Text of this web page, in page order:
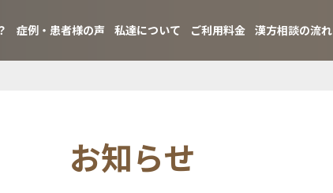
症例・患者様の声 私達について ご利用料金 漢方相談の流れ
お知らせ